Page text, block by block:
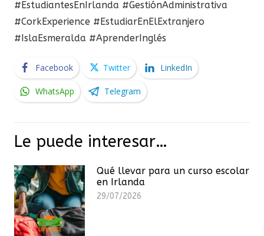
#EstudiantesEnIrlanda #GestiónAdministrativa
#CorkExperience #EstudiarEnElExtranjero
#IslaEsmeralda #AprenderInglés
Facebook Twitter LinkedIn
WhatsApp Telegram
Le puede interesar…
Qué llevar para un curso escolar
en Irlanda
29/07/2026